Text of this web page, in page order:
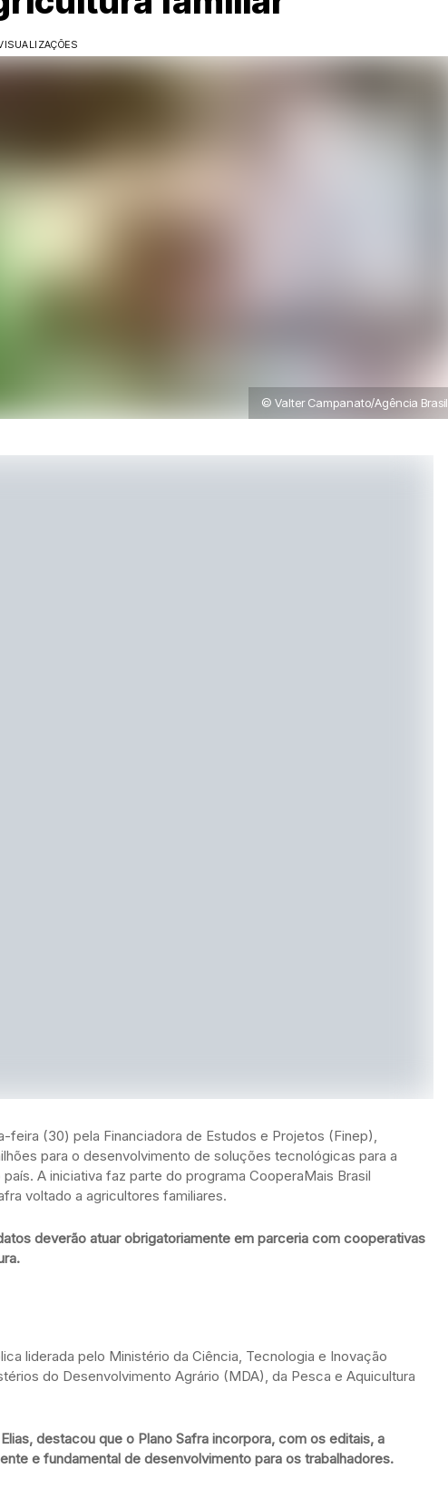
© Valter Campanato/Agência Brasil
feira (30) pela Financiadora de Estudos e Projetos (Finep),
para o desenvolvimento de soluções tecnológicas para a
A iniciativa faz parte do programa CooperaMais Brasil
voltado a agricultores familiares.
deverão atuar obrigatoriamente em parceria com cooperativas
liderada pelo Ministério da Ciência, Tecnologia e Inovação
do Desenvolvimento Agrário (MDA), da Pesca e Aquicultura
destacou que o Plano Safra incorpora, com os editais, a
e fundamental de desenvolvimento para os trabalhadores.